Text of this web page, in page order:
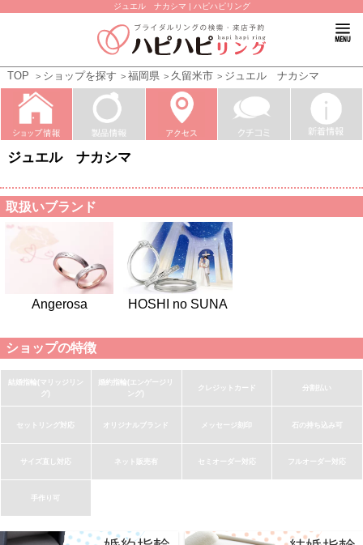
ジュエル ナカシマ | ハピハピリング
TOP ショップを探す 福岡県 久留米市 ジュエル ナカシマ
ジュエル ナカシマ
取扱いブランド
Angerosa HOSHI no SUNA
ショップの特徴
結婚指輪(マリッジリン
グ)
婚約指輪(エンゲージリ
ング)
クレジットカード 分割払い
セットリング対応 オリジナルブランド メッセージ刻印 石の持ち込み可
サイズ直し対応 ネット販売有 セミオーダー対応 フルオーダー対応
手作り可